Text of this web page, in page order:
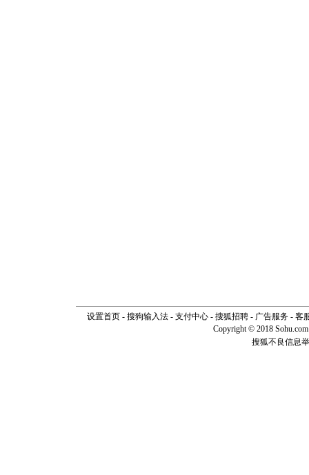
设置首页- 搜狗输入法- 支付中心- 搜狐招聘- 广告服务- 客
Copyright © 2018
搜狐不良信息